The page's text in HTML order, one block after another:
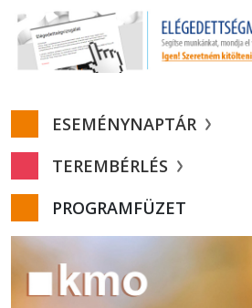
ESEMÉNYNAPTÁR
TEREMBÉRLÉS
PROGRAMFÜZET